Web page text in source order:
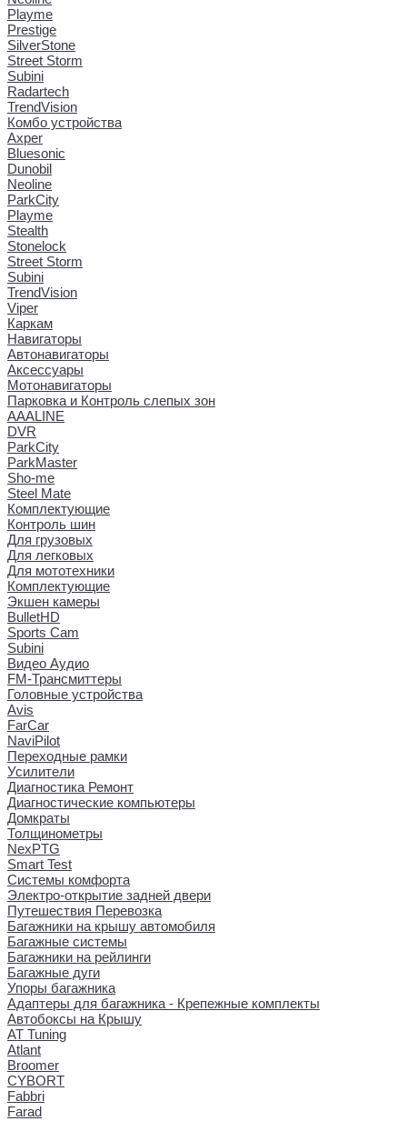
Playme
Prestige
SilverStone
Street Storm
Subini
Radartech
TrendVision
Комбо устройства
Axper
Bluesonic
Dunobil
Neoline
ParkCity
Playme
Stealth
Stonelock
Street Storm
Subini
TrendVision
Viper
Каркам
Навигаторы
Автонавигаторы
Аксессуары
Мотонавигаторы
Парковка и Контроль слепых зон
AAALINE
DVR
ParkCity
ParkMaster
Sho-me
Steel Mate
Комплектующие
Контроль шин
Для грузовых
Для легковых
Для мототехники
Комплектующие
Экшен камеры
BulletHD
Sports Cam
Subini
Видео Аудио
FM-Трансмиттеры
Головные устройства
Avis
FarCar
NaviPilot
Переходные рамки
Усилители
Диагностика Ремонт
Диагностические компьютеры
Домкраты
Толщинометры
NexPTG
Smart Test
Системы комфорта
Электро-открытие задней двери
Путешествия Перевозка
Багажники на крышу автомобиля
Багажные системы
Багажники на рейлинги
Багажные дуги
Упоры багажника
Адаптеры для багажника - Крепежные комплекты
Автобоксы на Крышу
AT Tuning
Atlant
Broomer
CYBORT
Fabbri
Farad